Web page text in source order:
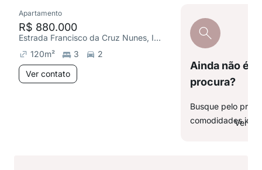
Apartamento
R$ 880.000
Estrada Francisco da Cruz Nunes, Itaipu
120m² 3
2
Ver contato
Ainda não é
procura?
Busque pelo
comodidadesVer